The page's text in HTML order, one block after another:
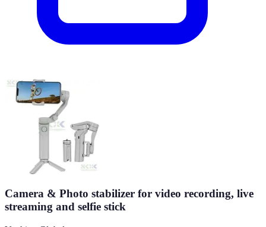
Camera & Photo stabilizer for video recording, live
streaming and selfie stick